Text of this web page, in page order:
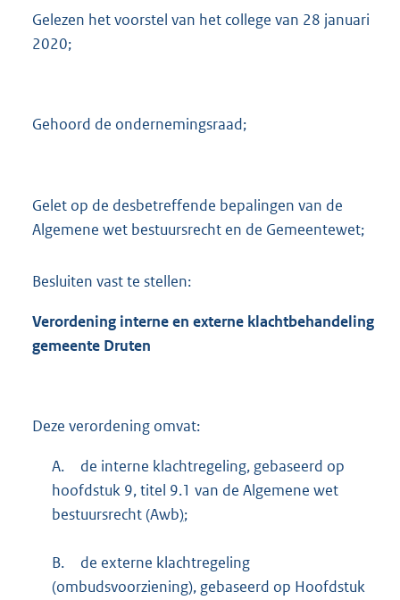
Gelezen het voorstel van het college van 28 januari
2020;
Gehoord de ondernemingsraad;
Gelet op de desbetreffende bepalingen van de
Algemene wet bestuursrecht en de Gemeentewet;
Besluiten vast te stellen:
Verordening interne en externe klachtbehandeling
gemeente Druten
Deze verordening omvat:
A.
de interne klachtregeling, gebaseerd op
hoofdstuk 9, titel 9.1 van de Algemene wet
bestuursrecht (Awb);
B.
de externe klachtregeling
(ombudsvoorziening), gebaseerd op Hoofdstuk